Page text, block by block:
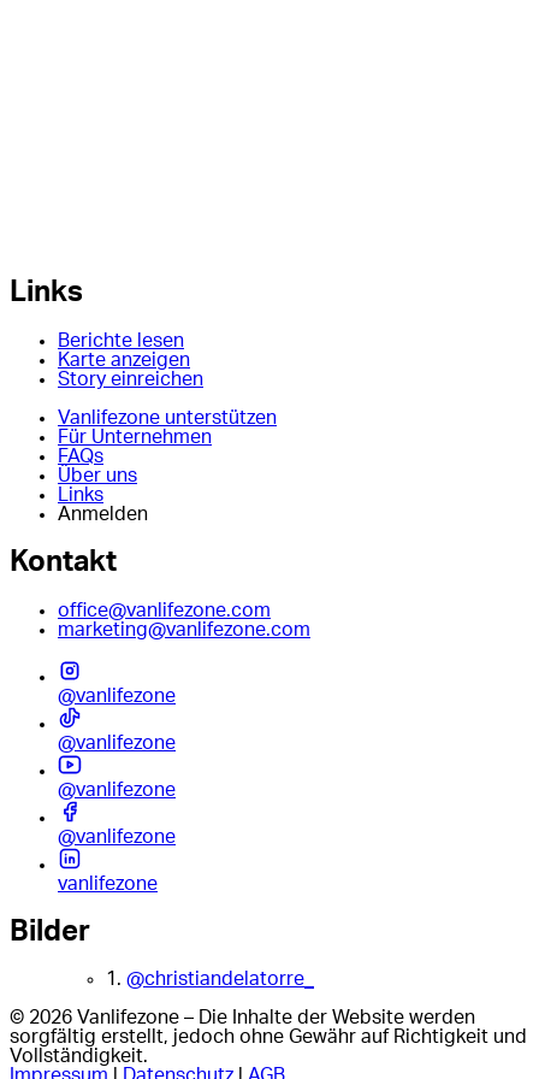
Links
Berichte lesen
Karte anzeigen
Story einreichen
Vanlifezone unterstützen
Für Unternehmen
FAQs
Über uns
Links
Anmelden
Kontakt
office@vanlifezone.com
marketing@vanlifezone.com
@vanlifezone
@vanlifezone
@vanlifezone
@vanlifezone
vanlifezone
Bilder
1. @christiandelatorre_
© 2026 Vanlifezone – Die Inhalte der Website werden
sorgfältig erstellt, jedoch ohne Gewähr auf Richtigkeit und
Vollständigkeit.